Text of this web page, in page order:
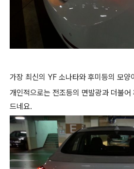
가장 최신의 YF 소나타와 후미등의 모양
개인적으로는 전조등의 면발광과 더불어
드네요.